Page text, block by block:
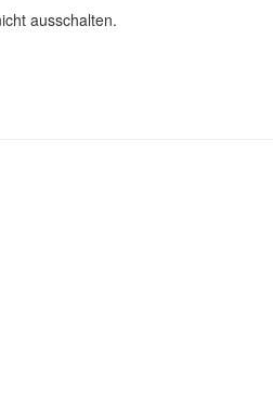
ausschalten.